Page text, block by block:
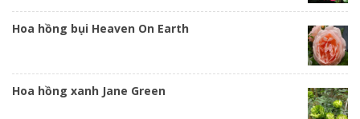
Hoa hồng bụi Heaven On Earth
Hoa hồng xanh Jane Green